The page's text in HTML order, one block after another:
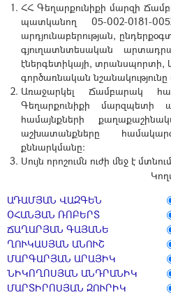
ՀՀ Գեղարքունիքի մարզի
պատկանող 05-002-0181-
արդյունաբերության,
գյուղատնտեսական
էներգետիկայի, տրանսպորտի,
գործառնական
Առաջարկել Ճամբարակ
Գեղարքունիքի մարզպետի
համայնքների
աշխատանքները
քննարկմանը:
Սույն որոշումն ուժի մեջ է
ԱԴԱՄՅԱՆ ՎԱԶԳԵՆ
ՕՀԱՆՅԱՆ ՌՈԲԵՐՏ
ՃԱՂԱՐՅԱՆ ԳԱՅԱՆԵ
ՂՈՒԿԱՍՅԱՆ ԱՆՈՒՇ
ՄԱՐԳԱՐՅԱՆ ԱՐԱՅԻԿ
ՆԻԿՈՂՈՍՅԱՆ ԱՆԴՐԱՆԻԿ
ՄԱՐՏԻՐՈՍՅԱՆ ԶՈՒՐԻԿ